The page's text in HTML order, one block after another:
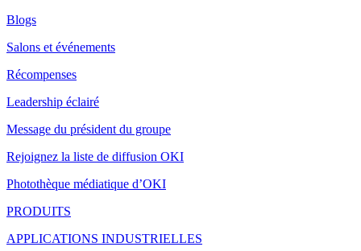
Blogs
Salons et événements
Récompenses
Leadership éclairé
Message du président du groupe
Rejoignez la liste de diffusion OKI
Photothèque médiatique d’OKI
PRODUITS
APPLICATIONS INDUSTRIELLES